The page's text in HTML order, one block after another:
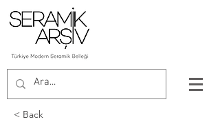
< Back